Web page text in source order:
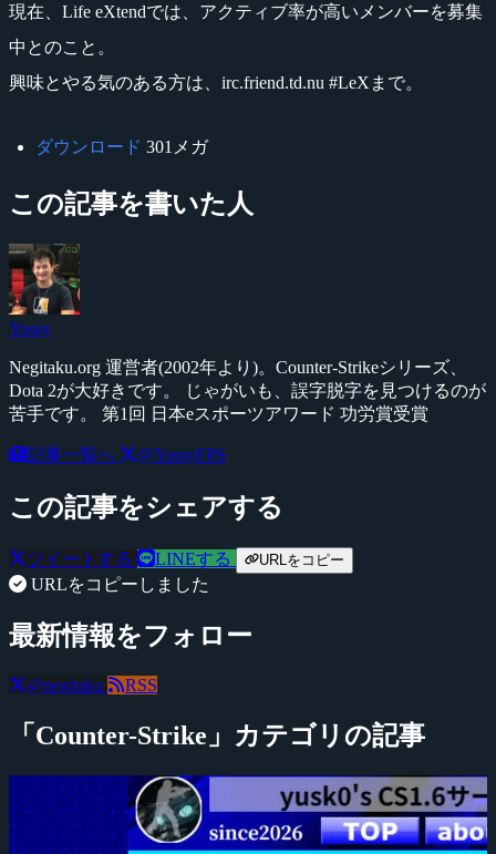
現在、Life eXtendでは、アクティブ率が高いメンバーを募集
中とのこと。
興味とやる気のある方は、irc.friend.td.nu #LeXまで。
ダウンロード 301メガ
この記事を書いた人
Yossy
Negitaku.org 運営者(2002年より)。Counter-Strikeシリーズ、
Dota 2が大好きです。 じゃがいも、誤字脱字を見つけるのが
苦手です。 第1回 日本eスポーツアワード 功労賞受賞
記事一覧へ @YossyFPS
この記事をシェアする
ツイートする LINEする URLをコピー
URLをコピーしました
最新情報をフォロー
@negitaku RSS
「Counter-Strike」カテゴリの記事